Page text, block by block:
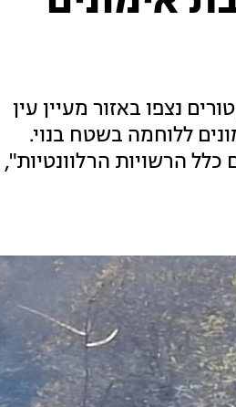
נצפו באזור מעיין עין
ללוחמה בשטח בנוי.
הרשויות הרלוונטיות",